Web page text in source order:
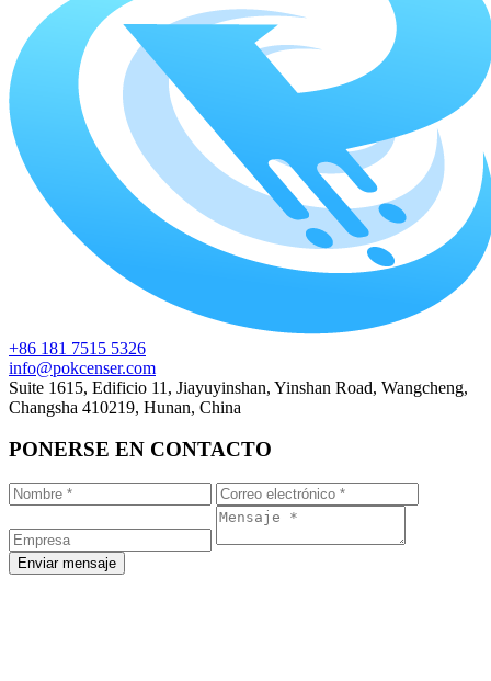
+86 181 7515 5326
info@pokcenser.com
Suite 1615, Edificio 11, Jiayuyinshan, Yinshan Road, Wangcheng,
Changsha 410219, Hunan, China
PONERSE EN CONTACTO
Enviar mensaje